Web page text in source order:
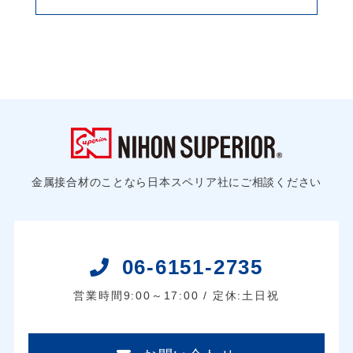
金属接合材のことなら日本スペリア社にご相談ください
06-6151-2735
営業時間9:00～17:00 / 定休:土日祝